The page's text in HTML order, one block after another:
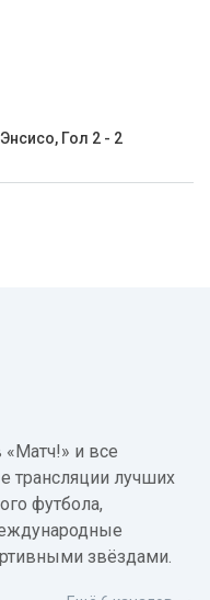
Гол 2 - 2
и все
трансляции лучших
футбола,
звёздами.